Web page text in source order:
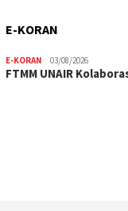
E-KORAN
E-KORAN 03/08/2026
FTMM UNAIR